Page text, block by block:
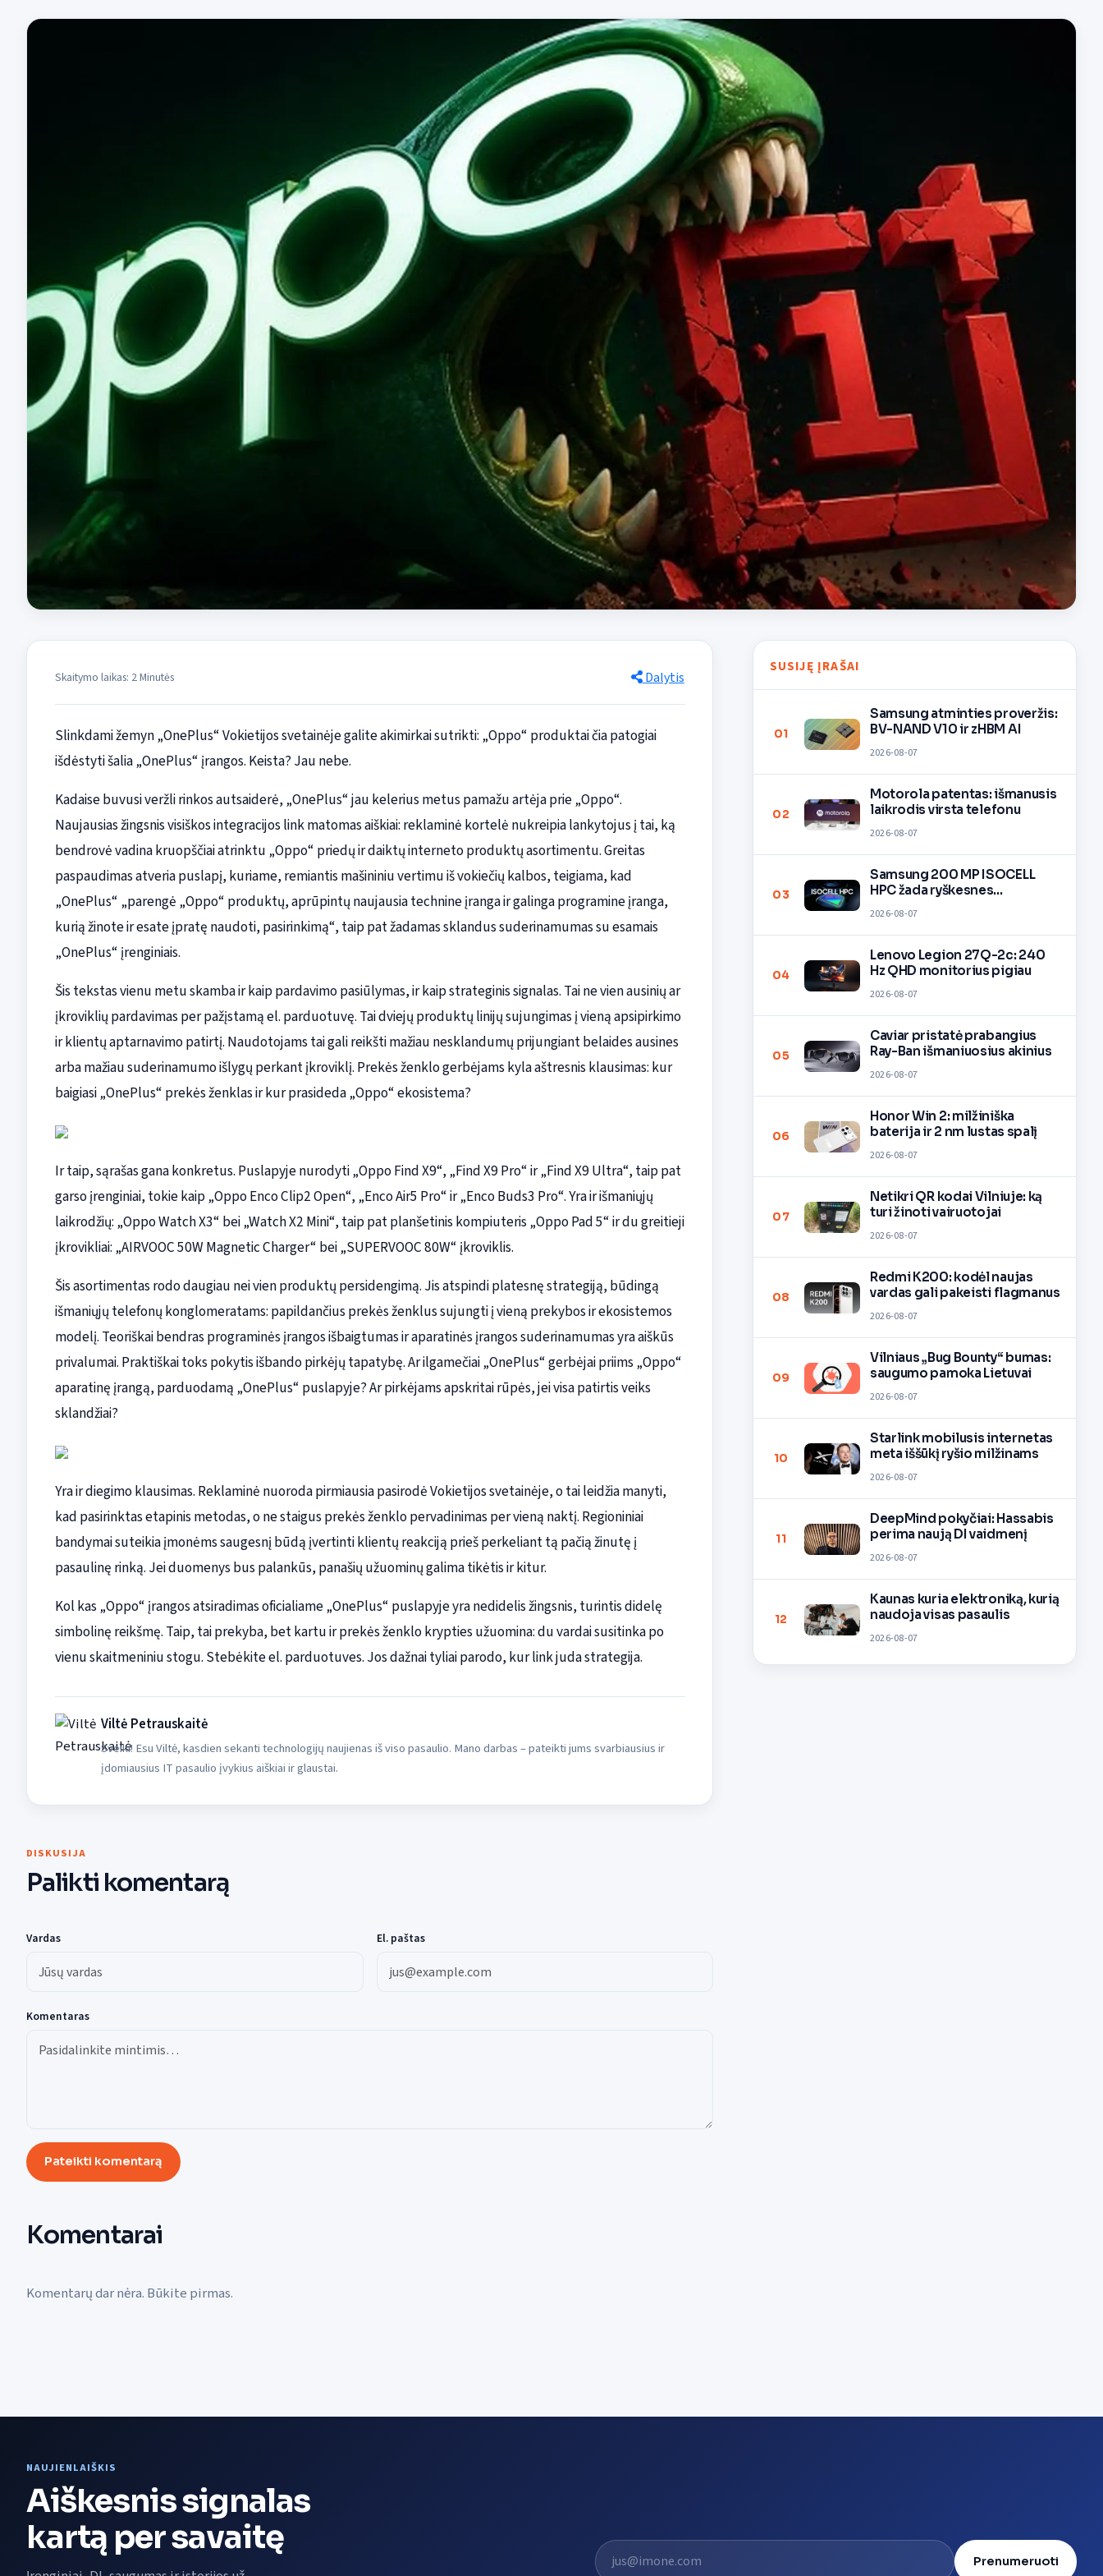
Skaitymo laikas: 2 Minutės Dalytis
Slinkdami žemyn „OnePlus“ Vokietijos svetainėje galite akimirkai sutrikti: „Oppo“ produktai čia patogiai
išdėstyti šalia „OnePlus“ įrangos. Keista? Jau nebe.
Kadaise buvusi veržli rinkos autsaiderė, „OnePlus“ jau kelerius metus pamažu artėja prie „Oppo“.
Naujausias žingsnis visiškos integracijos link matomas aiškiai: reklaminė kortelė nukreipia lankytojus į tai, ką
bendrovė vadina kruopščiai atrinktu „Oppo“ priedų ir daiktų interneto produktų asortimentu. Greitas
paspaudimas atveria puslapį, kuriame, remiantis mašininiu vertimu iš vokiečių kalbos, teigiama, kad
„OnePlus“ „parengė „Oppo“ produktų, aprūpintų naujausia technine įranga ir galinga programine įranga,
kurią žinote ir esate įpratę naudoti, pasirinkimą“, taip pat žadamas sklandus suderinamumas su esamais
„OnePlus“ įrenginiais.
Šis tekstas vienu metu skamba ir kaip pardavimo pasiūlymas, ir kaip strateginis signalas. Tai ne vien ausinių ar
įkroviklių pardavimas per pažįstamą el. parduotuvę. Tai dviejų produktų linijų sujungimas į vieną apsipirkimo
ir klientų aptarnavimo patirtį. Naudotojams tai gali reikšti mažiau nesklandumų prijungiant belaides ausines
arba mažiau suderinamumo išlygų perkant įkroviklį. Prekės ženklo gerbėjams kyla aštresnis klausimas: kur
baigiasi „OnePlus“ prekės ženklas ir kur prasideda „Oppo“ ekosistema?
Ir taip, sąrašas gana konkretus. Puslapyje nurodyti „Oppo Find X9“, „Find X9 Pro“ ir „Find X9 Ultra“, taip pat
garso įrenginiai, tokie kaip „Oppo Enco Clip2 Open“, „Enco Air5 Pro“ ir „Enco Buds3 Pro“. Yra ir išmaniųjų
laikrodžių: „Oppo Watch X3“ bei „Watch X2 Mini“, taip pat planšetinis kompiuteris „Oppo Pad 5“ ir du greitieji
įkrovikliai: „AIRVOOC 50W Magnetic Charger“ bei „SUPERVOOC 80W“ įkroviklis.
Šis asortimentas rodo daugiau nei vien produktų persidengimą. Jis atspindi platesnę strategiją, būdingą
išmaniųjų telefonų konglomeratams: papildančius prekės ženklus sujungti į vieną prekybos ir ekosistemos
modelį. Teoriškai bendras programinės įrangos išbaigtumas ir aparatinės įrangos suderinamumas yra aiškūs
privalumai. Praktiškai toks pokytis išbando pirkėjų tapatybę. Ar ilgamečiai „OnePlus“ gerbėjai priims „Oppo“
aparatinę įrangą, parduodamą „OnePlus“ puslapyje? Ar pirkėjams apskritai rūpės, jei visa patirtis veiks
sklandžiai?
Yra ir diegimo klausimas. Reklaminė nuoroda pirmiausia pasirodė Vokietijos svetainėje, o tai leidžia manyti,
kad pasirinktas etapinis metodas, o ne staigus prekės ženklo pervadinimas per vieną naktį. Regioniniai
bandymai suteikia įmonėms saugesnį būdą įvertinti klientų reakciją prieš perkeliant tą pačią žinutę į
pasaulinę rinką. Jei duomenys bus palankūs, panašių užuominų galima tikėtis ir kitur.
Kol kas „Oppo“ įrangos atsiradimas oficialiame „OnePlus“ puslapyje yra nedidelis žingsnis, turintis didelę
simbolinę reikšmę. Taip, tai prekyba, bet kartu ir prekės ženklo krypties užuomina: du vardai susitinka po
vienu skaitmeniniu stogu. Stebėkite el. parduotuves. Jos dažnai tyliai parodo, kur link juda strategija.
Viltė Petrauskaitė
Sveiki! Esu Viltė, kasdien sekanti technologijų naujienas iš viso pasaulio. Mano darbas – pateikti jums svarbiausius ir
įdomiausius IT pasaulio įvykius aiškiai ir glaustai.
DISKUSIJA
Palikti komentarą
Vardas El. paštas
Komentaras
Pateikti komentarą
Komentarai
Komentarų dar nėra. Būkite pirmas.
SUSIJĘ ĮRAŠAI
01
Samsung atminties proveržis:
BV-NAND V10 ir zHBM AI
2026-08-07
02
Motorola patentas: išmanusis
laikrodis virsta telefonu
2026-08-07
03
Samsung 200 MP ISOCELL
HPC žada ryškesnes
2026-08-07
04
Lenovo Legion 27Q-2c: 240
Hz QHD monitorius pigiau
2026-08-07
05
Caviar pristatė prabangius
Ray-Ban išmaniuosius akinius
2026-08-07
06
Honor Win 2: milžiniška
baterija ir 2 nm lustas spalį
2026-08-07
07
Netikri QR kodai Vilniuje: ką
turi žinoti vairuotojai
2026-08-07
08
Redmi K200: kodėl naujas
vardas gali pakeisti flagmanus
2026-08-07
09
Vilniaus „Bug Bounty“ bumas:
saugumo pamoka Lietuvai
2026-08-07
10
Starlink mobilusis internetas
meta iššūkį ryšio milžinams
2026-08-07
11
DeepMind pokyčiai: Hassabis
perima naują DI vaidmenį
2026-08-07
12
Kaunas kuria elektroniką, kurią
naudoja visas pasaulis
2026-08-07
NAUJIENLAIŠKIS
Aiškesnis signalas
kartą per savaitę
El. pašto adresas
Prenumeruoti